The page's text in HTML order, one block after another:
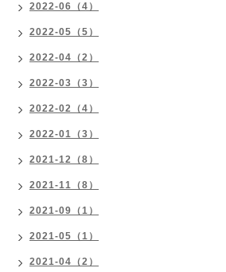
2022-06（4）
2022-05（5）
2022-04（2）
2022-03（3）
2022-02（4）
2022-01（3）
2021-12（8）
2021-11（8）
2021-09（1）
2021-05（1）
2021-04（2）